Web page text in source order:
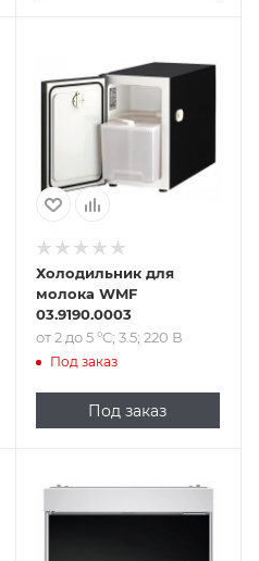
от 2 до 5 °C; 3.5;
220 В
Холодильник для
молока WMF
03.9190.0003
от 2 до 5 °C; 3.5; 220 В
Под заказ
Под заказ
220 В